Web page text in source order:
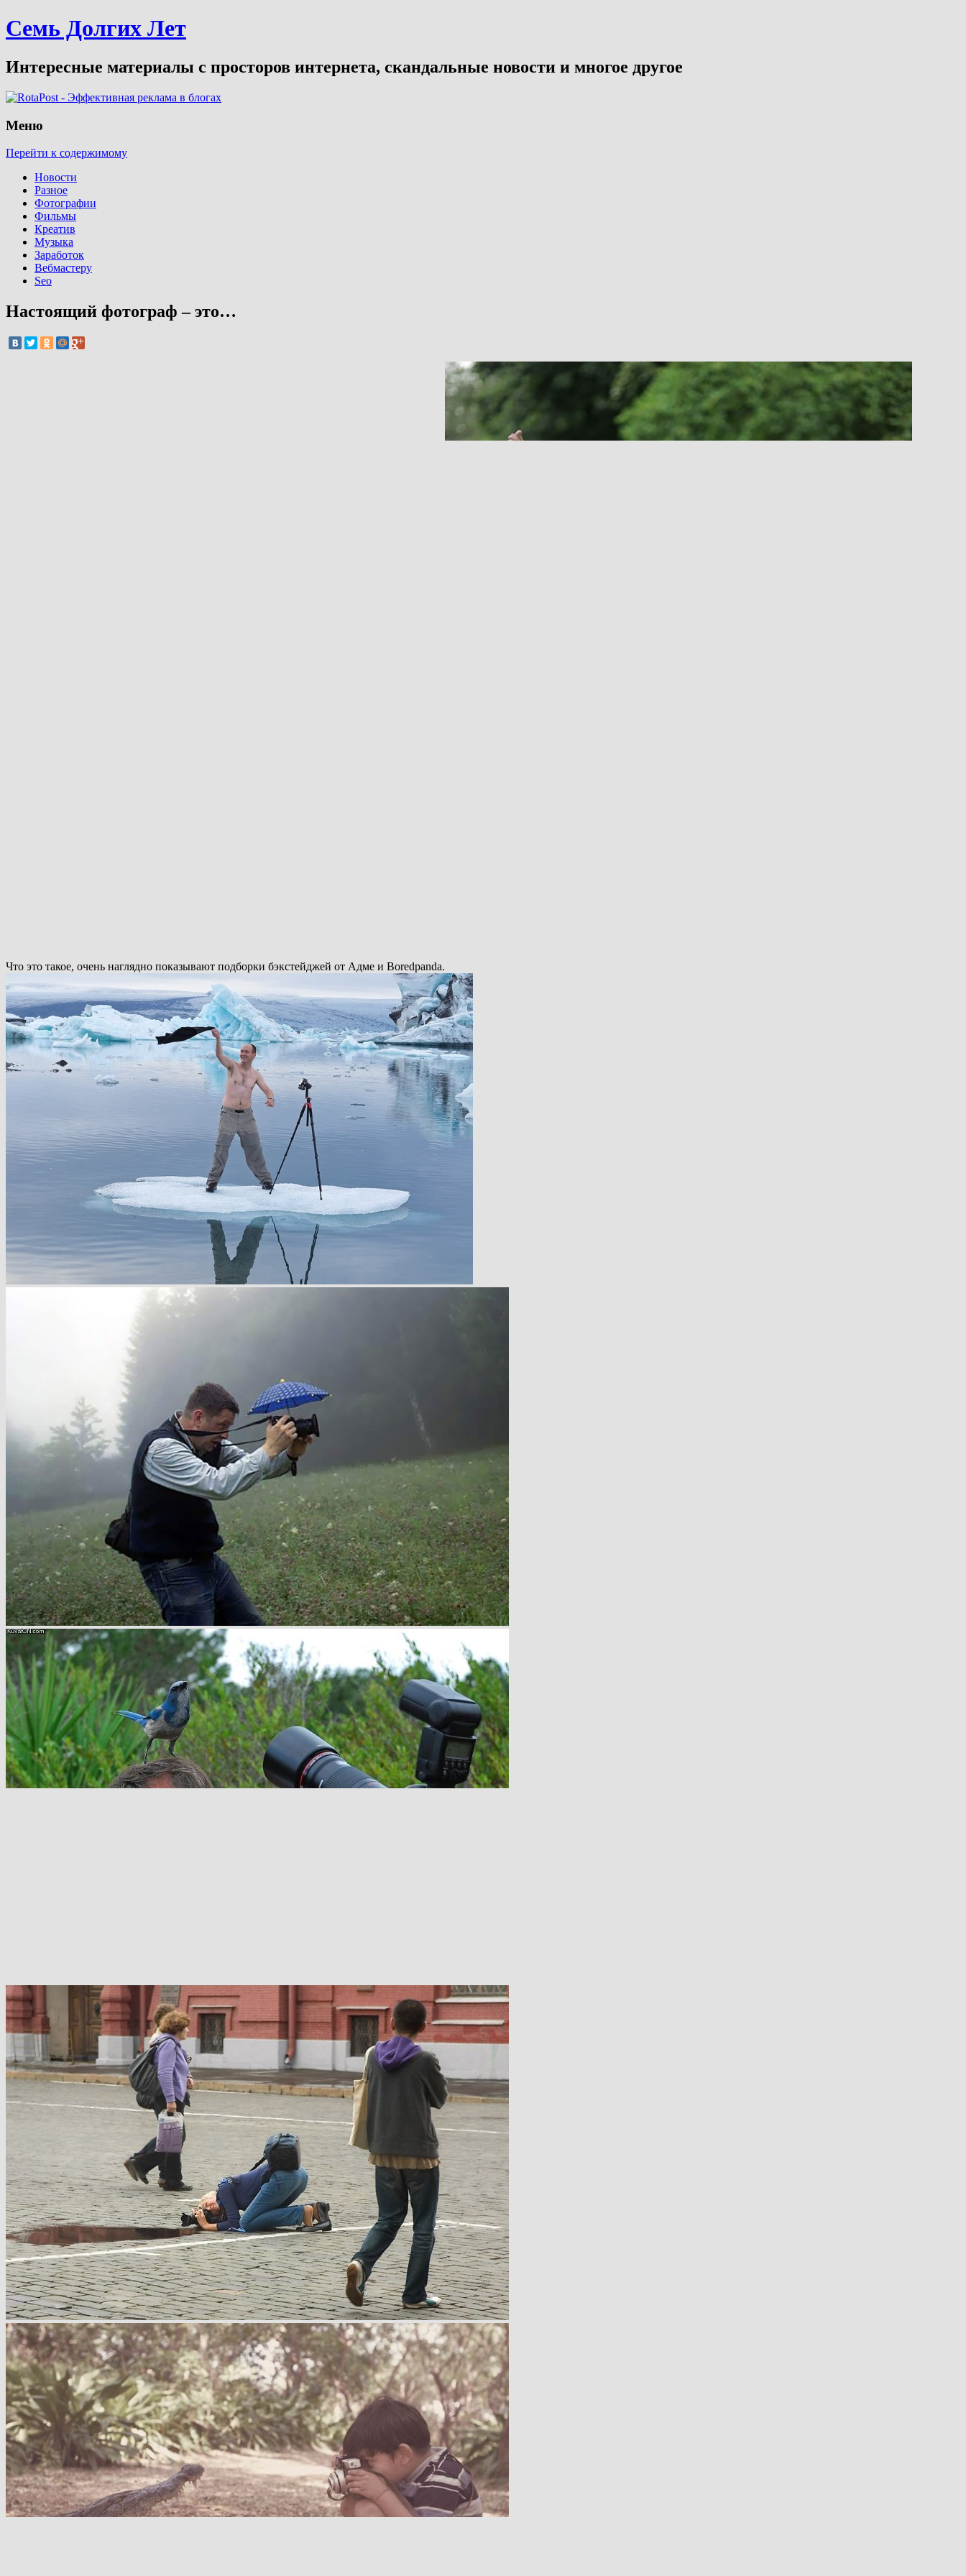
Семь Долгих Лет
Интересные материалы с просторов интернета, скандальные новости и многое другое
Меню
Перейти к содержимому
Новости
Разное
Фотографии
Фильмы
Креатив
Музыка
Заработок
Вебмастеру
Seo
Настоящий фотограф – это…
Что это такое, очень наглядно показывают подборки бэкстейджей от Адме и Boredpanda.